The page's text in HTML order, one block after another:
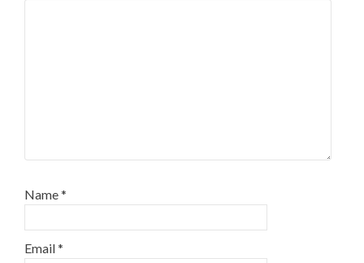
Name*
Email*